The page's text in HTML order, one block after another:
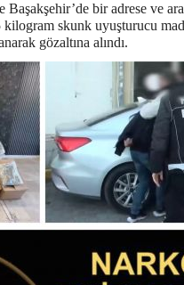
Başakşehir’de bir adrese ve
kilogram skunk uyuşturucu
gözaltına alındı.